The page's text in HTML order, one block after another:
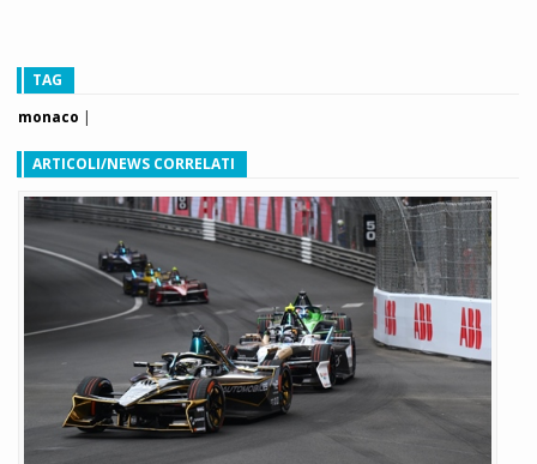
TAG
monaco |
ARTICOLI/NEWS CORRELATI